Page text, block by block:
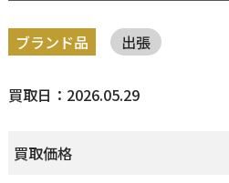
ブランド品 出張
買取日：2026.05.29
買取価格